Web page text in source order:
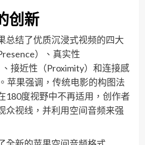
创新
总结了优质沉浸式视频的四大
）、真实性
接近性（Proximity）和连接感
苹果强调，传统电影的构图法
180度视野中不再适用，创作者
众视线，并利用空间音频来强